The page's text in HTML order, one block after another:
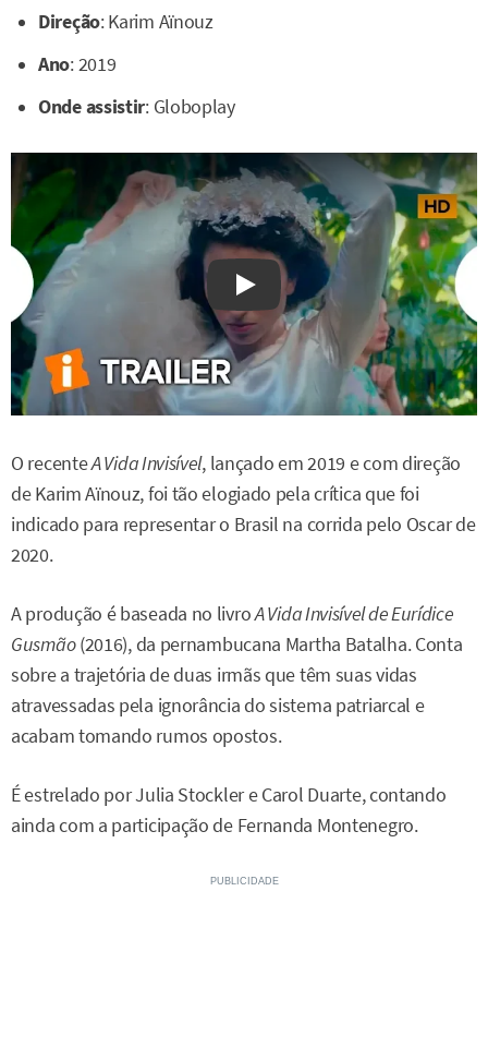
Direção: Karim Aïnouz
Ano: 2019
Onde assistir: Globoplay
Watch on YouTube
O recenteA Vida Invisível, lançado em 2019 e com direção
de Karim Aïnouz, foi tão elogiado pela crítica que foi
indicado para representar o Brasil na corrida pelo Oscar de
2020.
A produção é baseada no livroA Vida Invisível de Eurídice
Gusmão(2016), da pernambucana Martha Batalha. Conta
sobre a trajetória de duas irmãs que têm suas vidas
atravessadas pela ignorância do sistema patriarcal e
acabam tomando rumos opostos.
É estrelado por Julia Stockler e Carol Duarte, contando
ainda com a participação de Fernanda Montenegro.